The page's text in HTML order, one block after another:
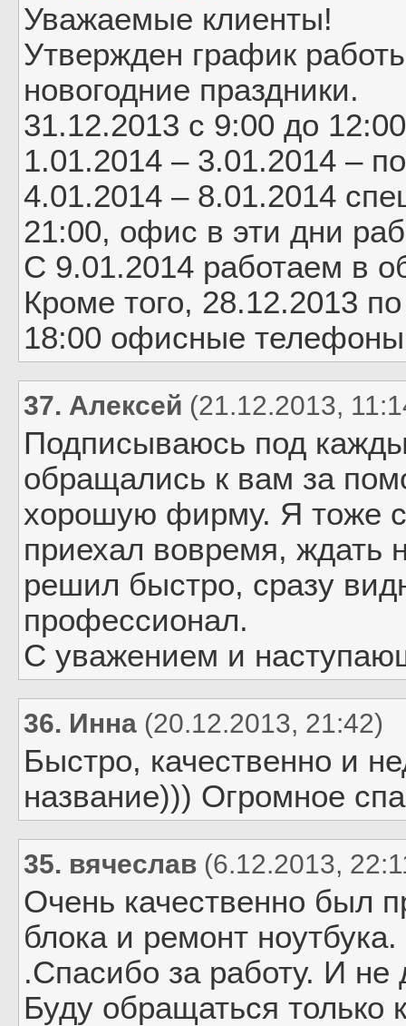
Уважаемые клиенты!
Утвержден график
новогодние праздники.
31.12.2013 с 9:00 до 12:00
1.01.2014 – 3.01.2014 –
4.01.2014 – 8.01.2014
21:00, офис в эти дни
С 9.01.2014 работаем в
Кроме того, 28.12.2013
18:00 офисные
37. Алексей (21.12.2013,
Подписываюсь под
обращались к вам за
хорошую фирму. Я тоже
приехал вовремя,
решил быстро, сразу
профессионал.
С уважением и
36. Инна (20.12.2013, 21:42)
Быстро, качественно и
название))) Огромное
35. вячеслав (6.12.2013,
Очень качественно был
блока и ремонт
.Спасибо за работу. И не
Буду обращаться только